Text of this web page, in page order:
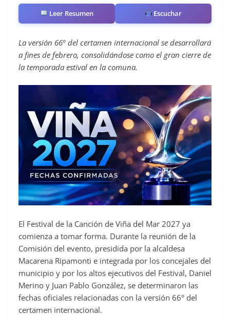
Leer Resumen Escuchar
La versión 66° del certamen internacional se desarrollará
a fines de febrero, consolidándose como el gran cierre de
la temporada estival en la comuna.
El Festival de la Canción de Viña del Mar 2027 ya
comienza a tomar forma. Durante la reunión de la
Comisión del evento, presidida por la alcaldesa
Macarena Ripamonti e integrada por los concejales del
municipio y por los altos ejecutivos del Festival, Daniel
Merino y Juan Pablo González, se determinaron las
fechas oficiales relacionadas con la versión 66° del
certamen internacional.